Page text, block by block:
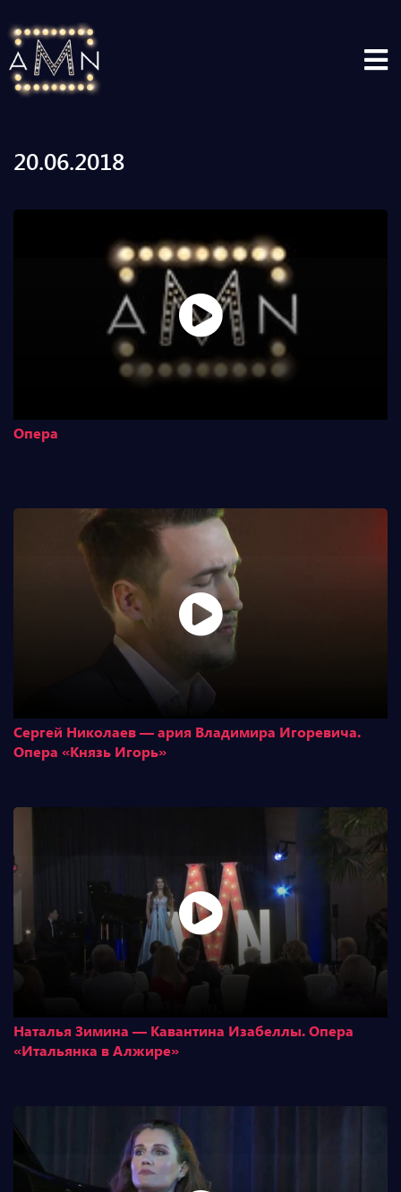
20.06.2018
Опера
Сергей Николаев — ария Владимира Игоревича.
Опера «Князь Игорь»
Наталья Зимина — Кавантина Изабеллы. Опера
«Итальянка в Алжире»